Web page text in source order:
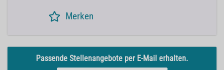
Merken
Passende Stellenangebote per E-Mail erhalten.